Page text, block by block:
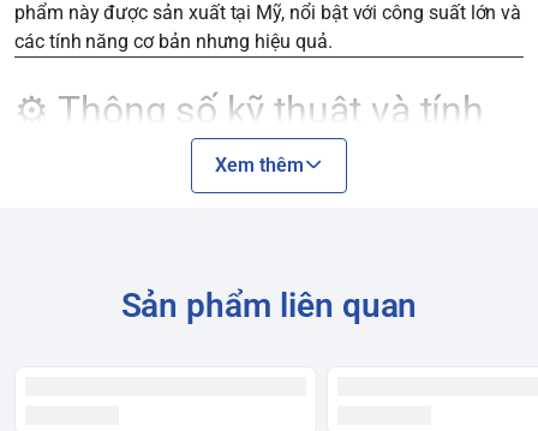
phẩm này được sản xuất tại Mỹ, nổi bật với công suất lớn và
các tính năng cơ bản nhưng hiệu quả.
⚙️ Thông số kỹ thuật và tính
năng nổi bật
ngoài qua một đường ống.
Khối lượng sấy:15 kg, phù hợp với nhu cầu sấy khối lượng
Xem thêm
Sản phẩm liên quan